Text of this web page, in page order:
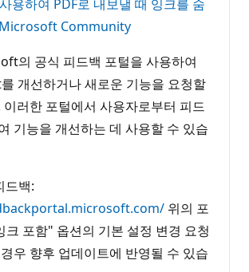
용하여 PDF로 내보낼 때 잉크를 숨
Microsoft Community
의 공식 피드백 포털을 사용하여
개선하거나 새로운 기능을 요청할
이러한 포털에서 사용자로부터 피드
기능을 개선하는 데 사용할 수 있습
백:
위의 포
크 포함" 옵션의 기본 설정 변경 요청
우 향후 업데이트에 반영될 수 있습